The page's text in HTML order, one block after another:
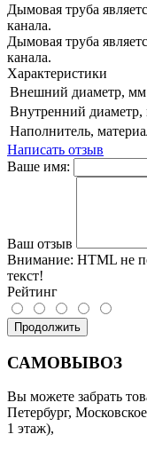
Дымовая труба
канала.
Дымовая труба
канала.
Характеристики
Внешний диаметр, мм
Внутренний
Наполнитель,
Написать отзыв
Ваше имя:
Ваш отзыв
Внимание: HTML не
текст!
Рейтинг
Продолжить
САМОВЫВОЗ
Вы можете забрать
Петербург,
1 этаж),